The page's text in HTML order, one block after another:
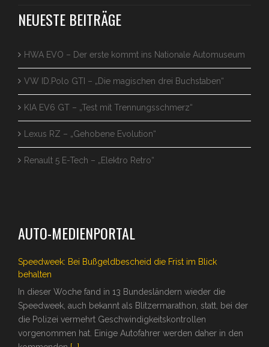
NEUESTE BEITRÄGE
HWA EVO – Der erste kommt ins Nationale Automuseum
VW ID.Polo GTI – „Die magischen drei Buchstaben“
KIA EV6 GT – „Test mit Trennungsschmerz“
Lexus RZ – „Gehobene Evolution“
Renault 5 E-Tech – „Elektro Retro“
AUTO-MEDIENPORTAL
Speedweek: Bei Bußgeldbescheid die Frist im Blick
behalten
In dieser Woche fand in 13 Bundesländern wieder die
Speedweek, auch bekannt als Blitzermarathon, statt, bei der
die Polizei vermehrt Geschwindigkeitskontrollen
vorgenommen hat. Einige Autofahrer werden daher in den